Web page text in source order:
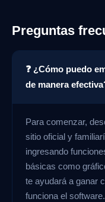
Preguntas
❓ ¿Cómo puedo
de manera
Para comenzar,
sitio oficial y
ingresando
básicas como
te ayudará a ganar
funciona el software.